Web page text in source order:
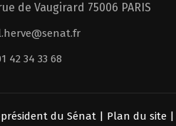
de Vaugirard 75006 PARIS
42 34 33 68
du Sénat | Plan du site |